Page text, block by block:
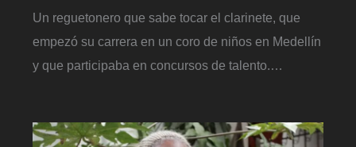
Un reguetonero que sabe tocar el clarinete, que
empezó su carrera en un coro de niños en Medellín
y que participaba en concursos de talento.…